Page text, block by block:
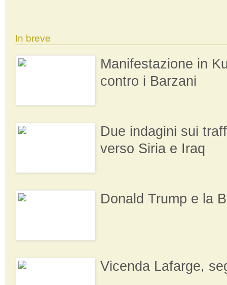
In breve
Manifestazione in
contro i Barzani
Due indagini sui
verso Siria e Iraq
Donald Trump e la
Vicenda Lafarge,